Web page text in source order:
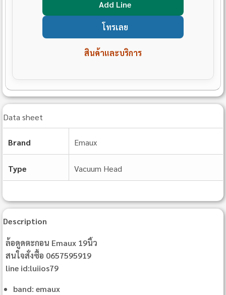
Add Line
โทรเลย
สินค้าและบริการ
Data sheet
Brand Emaux
Type Vacuum Head
Description
ล้อดูดตะกอน Emaux 19นิ้ว
สนใจสั่งซื้อ 0657595919
line id:luiios79
band: emaux